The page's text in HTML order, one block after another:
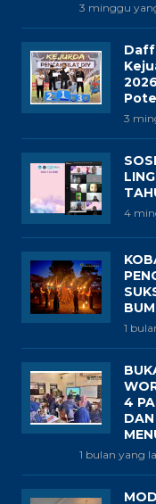
3 minggu
3
4
1
4
1 bulan yang